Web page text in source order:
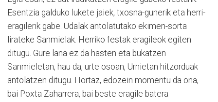
Esentzia galduko lukete jaiek, txosna-gunerik eta herri-
eragilerik gabe. Udalak antolatutako ekimen-sorta
lirateke Sanmielak. Herriko festak eragileok egiten
ditugu. Gure lana ez da hasten eta bukatzen
Sanmieletan, hau da, urte osoan, Urnietan hitzorduak
antolatzen ditugu. Hortaz, edozein momentu da ona,
bai Poxta Zaharrera, bai beste eragile batera